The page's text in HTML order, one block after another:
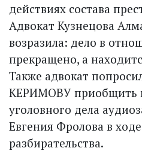
действиях состава
Адвокат Кузнецова
возразила: дело в
прекращено, а
Также адвокат
КЕРИМОВУ приобщить
уголовного дела
Евгения Фролова в
разбирательства.